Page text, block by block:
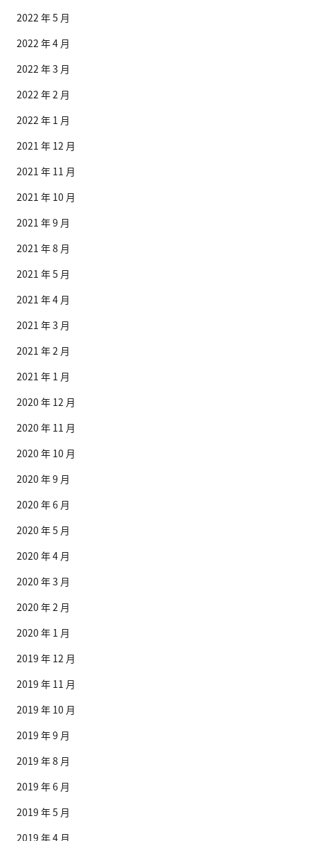
2022 年 5 月
2022 年 4 月
2022 年 3 月
2022 年 2 月
2022 年 1 月
2021 年 12 月
2021 年 11 月
2021 年 10 月
2021 年 9 月
2021 年 8 月
2021 年 5 月
2021 年 4 月
2021 年 3 月
2021 年 2 月
2021 年 1 月
2020 年 12 月
2020 年 11 月
2020 年 10 月
2020 年 9 月
2020 年 6 月
2020 年 5 月
2020 年 4 月
2020 年 3 月
2020 年 2 月
2020 年 1 月
2019 年 12 月
2019 年 11 月
2019 年 10 月
2019 年 9 月
2019 年 8 月
2019 年 6 月
2019 年 5 月
2019 年 4 月